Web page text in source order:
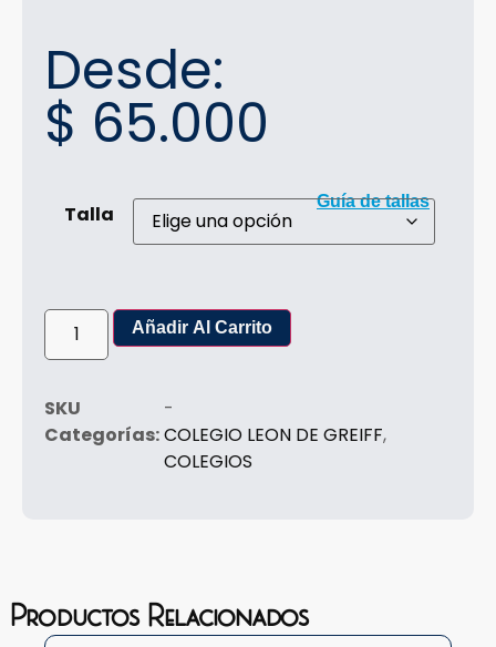
Desde:
$ 65.000
Guía de tallas
Talla
Añadir Al Carrito
SKU
-
Categorías:COLEGIO LEON DE GREIFF,
COLEGIOS
Productos Relacionados